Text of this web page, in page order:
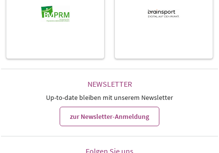
NEWSLETTER
Up-to-date bleiben mit unserem Newsletter
zur Newsletter-Anmeldung
Folgen Sie uns